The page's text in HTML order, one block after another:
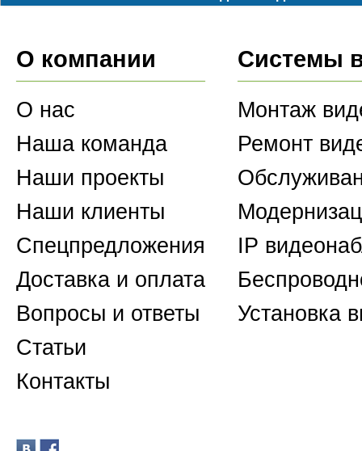
О компании
О нас
Наша команда
Наши проекты
Наши клиенты
Спецпредложения
Доставка и оплата
Вопросы и ответы
Статьи
Контакты
Системы
Монтаж
Ремонт
IP
Установка